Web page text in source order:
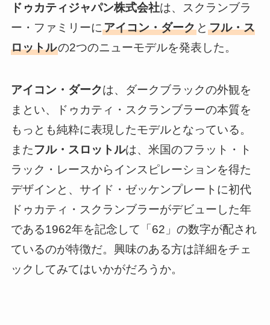
ドゥカティジャパン株式会社は、スクランブラ
ー・ファミリーにアイコン・ダークと フル・ス
ロットルの2つのニューモデルを発表した。
アイコン・ダークは、ダークブラックの外観を
まとい、ドゥカティ・スクランブラーの本質を
もっとも純粋に表現したモデルとなっている。
またフル・スロットルは、米国のフラット・ト
ラック・レースからインスピレーションを得た
デザインと、サイド・ゼッケンプレートに初代
ドゥカティ・スクランブラーがデビューした年
である1962年を記念して「62」の数字が配され
ているのが特徴だ。興味のある方は詳細をチェ
ックしてみてはいかがだろうか。